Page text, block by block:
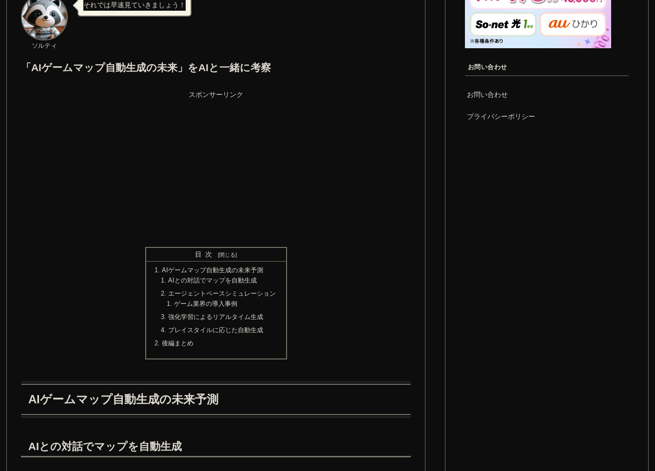
ソルティ
それでは早速見ていきましょう！
「AIゲームマップ自動生成の未来」をAIと一緒に考察
スポンサーリンク
目次
AIゲームマップ自動生成の未来予測
AIとの対話でマップを自動生成
エージェントベースシミュレーション
ゲーム業界の導入事例
強化学習によるリアルタイム生成
プレイスタイルに応じた自動生成
後編まとめ
AIゲームマップ自動生成の未来予測
AIとの対話でマップを自動生成
お問い合わせ
お問い合わせ
プライバシーポリシー